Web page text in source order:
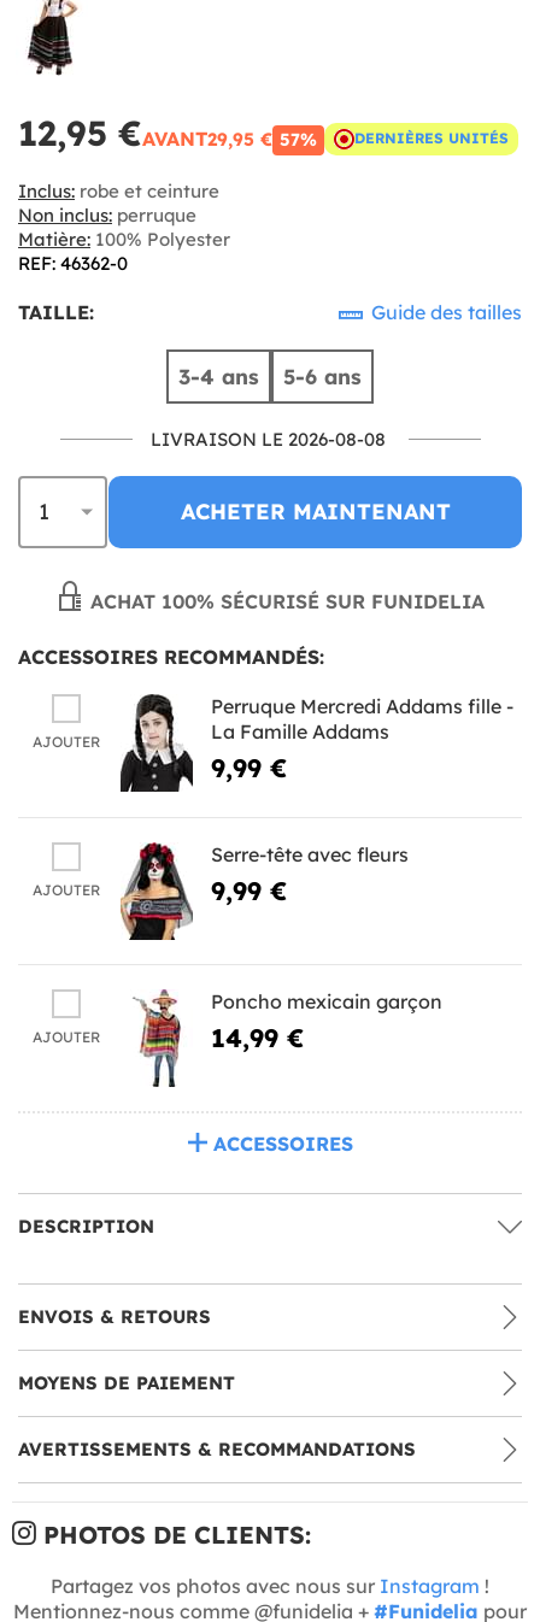
12,95 €AVANT29,95 € 57% DERNIÈRES UNITÉS
Inclus: robe et ceinture
Non inclus: perruque
Matière: 100% Polyester
REF: 46362-0
TAILLE: Guide des tailles
3-4 ans 5-6 ans
LIVRAISON LE 2026-08-08
ACHETER MAINTENANT
ACHAT 100% SÉCURISÉ SUR FUNIDELIA
ACCESSOIRES RECOMMANDÉS:
AJOUTER
Perruque Mercredi Addams fille -
La Famille Addams
9,99 €
AJOUTER
Serre-tête avec fleurs
9,99 €
AJOUTER
Poncho mexicain garçon
14,99 €
ACCESSOIRES
DESCRIPTION
ENVOIS & RETOURS
MOYENS DE PAIEMENT
AVERTISSEMENTS & RECOMMANDATIONS
PHOTOS DE CLIENTS:
Partagez vos photos avec nous sur Instagram !
Mentionnez-nous comme @funidelia + #Funidelia pour